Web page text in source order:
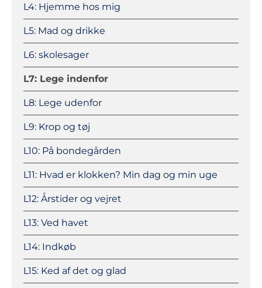
L4: Hjemme hos mig
L5: Mad og drikke
L6: skolesager
L7: Lege indenfor
L8: Lege udenfor
L9: Krop og tøj
L10: På bondegården
L11: Hvad er klokken? Min dag og min uge
L12: Årstider og vejret
L13: Ved havet
L14: Indkøb
L15: Ked af det og glad